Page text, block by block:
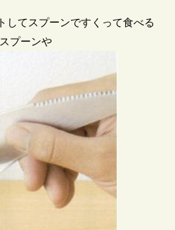
してスプーンですくって食べる
プーンや